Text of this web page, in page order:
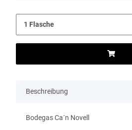
Beschreibung
Bodegas Ca´n Novell